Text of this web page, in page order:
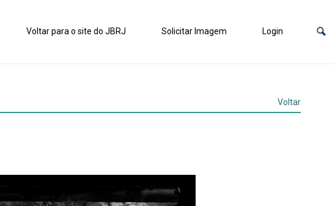
Voltar para o site do JBRJ Solicitar Imagem Login
Voltar